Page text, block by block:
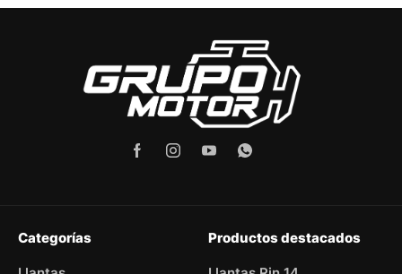
Categorías Productos destacados